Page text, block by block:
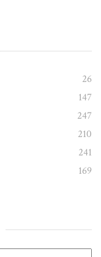
26
147
247
210
241
169